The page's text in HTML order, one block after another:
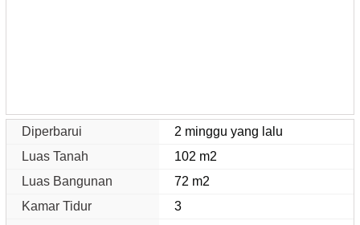
Diperbarui
2 minggu yang lalu
Luas Tanah
102 m2
Luas Bangunan
72 m2
Kamar Tidur
3